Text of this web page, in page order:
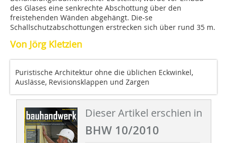
des Glases eine senkrechte Abschottung über den
freistehenden Wänden abgehängt. Die-se
Schallschutzabschottungen erstrecken sich über rund 35 m.
Von Jörg Kletzien
Puristische Architektur ohne die üblichen Eckwinkel,
Auslässe, Revisionsklappen und Zargen
Dieser Artikel erschien in
BHW 10/2010